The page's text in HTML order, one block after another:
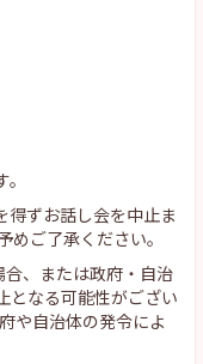
得ずお話し会を中止ま
めご了承ください。
合、または政府・自治
となる可能性がござい
や自治体の発令によ